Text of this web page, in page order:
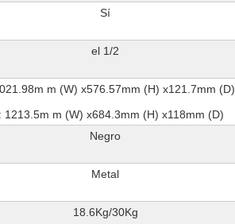
Sí
el 1/2
m (W) x576.57mm (H) x121.7mm (D)
1213.5m m (W) x684.3mm (H) x118mm (D)
Negro
Metal
18.6Kg/30Kg